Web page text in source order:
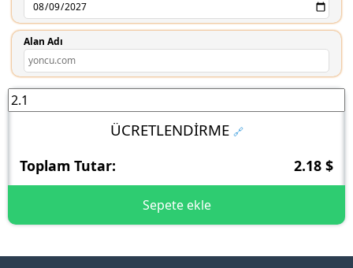
Alan Adı
ÜCRETLENDİRME 🔗
Toplam Tutar: 2.18 $
Sepete ekle
Kendi Hosting Paketini Kendin Oluştur0 $/Yıl Başlayan Fiyatlarla